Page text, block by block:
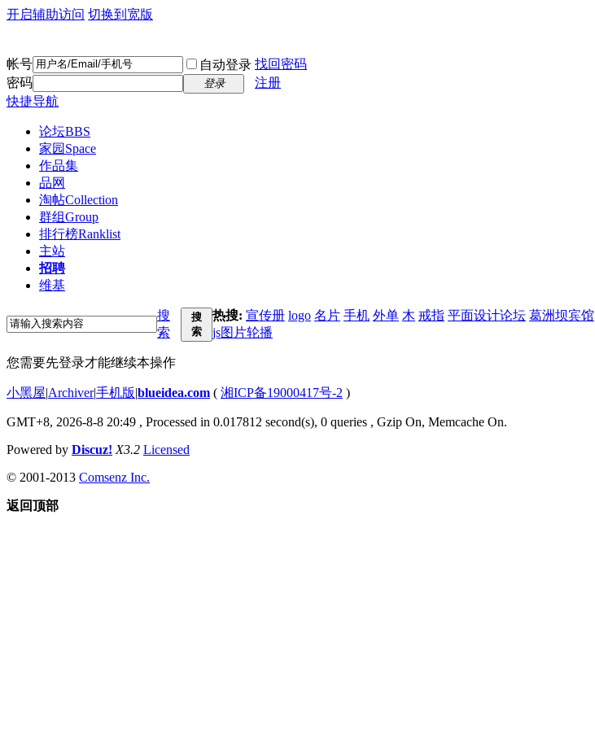
开启辅助访问 切换到宽版
帐号 自动登录 找回密码
密码
登录
注册
快捷导航
论坛BBS
家园 Space
作品集
品网
淘帖Collection
群组Group
排行榜Ranklist
主站
招聘
维基
搜
索
搜
索
热搜: 宣传册 logo 名片 手机 外单 木 戒指 平面设计论坛 葛洲坝宾馆
js图片轮播
您需要先登录才能继续本操作
小黑屋|Archiver|手机版|blueidea.com ( 湘ICP备19000417号-2 )
GMT+8, 2026-8-8 20:49 , Processed in 0.017812 second(s), 0 queries , Gzip On, Memcache On.
Powered by Discuz! X3.2 Licensed
© 2001-2013 Comsenz Inc.
返回顶部